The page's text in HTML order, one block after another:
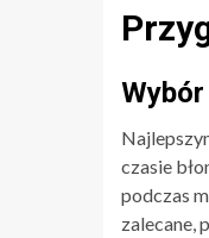
czasie
podczas
zalecane,